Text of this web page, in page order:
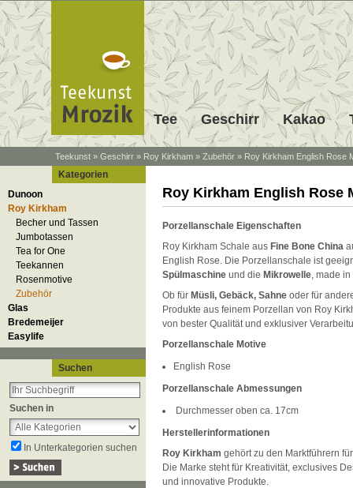
Tee Geschirr Kakao
Teekunst » Geschirr » Roy Kirkham » Zubehör » Roy Kirkham English Rose
Kategorien
Dunoon
Roy Kirkham
Becher und Tassen
Jumbotassen
Tea for One
Teekannen
Rosenmotive
Zubehör
Glas
Bredemeijer
Easylife
Suchen
Suchen in
In Unterkategorien suchen
Roy Kirkham English Rose
Porzellanschale Eigenschaften
Roy Kirkham Schale aus Fine Bone China
English Rose. Die Porzellanschale ist
Spülmaschine und die Mikrowelle, made
Ob für Müsli, Gebäck, Sahne oder für
Produkte aus feinem Porzellan von Roy
von bester Qualität und exklusiver
Porzellanschale Motive
English Rose
Porzellanschale Abmessungen
Durchmesser oben ca. 17cm
Herstellerinformationen
Roy Kirkham gehört zu den Marktführern
Die Marke steht für Kreativität, exclusives
und innovative Produkte.